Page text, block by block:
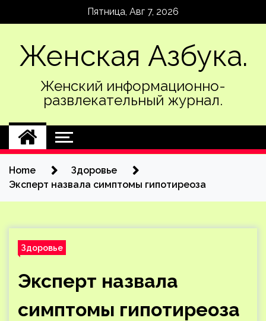
Пятница, Авг 7, 2026
Женская Азбука.
Женский информационно-
развлекательный журнал.
Home
Здоровье
Эксперт назвала симптомы гипотиреоза
Здоровье
Эксперт назвала
симптомы гипотиреоза